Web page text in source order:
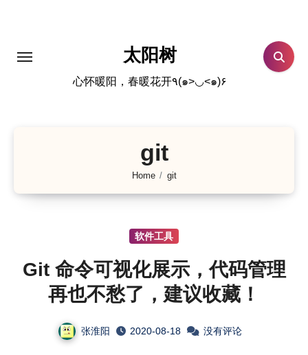
太阳树
心怀暖阳，春暖花开٩(๑>◡<๑)۶
git
Home git
软件工具
Git 命令可视化展示，代码管理
再也不愁了，建议收藏！
张淮阳 2020-08-18 没有评论